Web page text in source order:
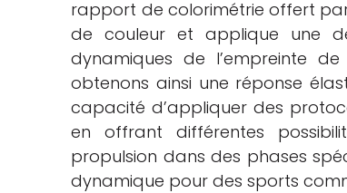
rapport de colorimétrie offert
de couleur et applique une
dynamiques de l’empreinte
obtenons ainsi une réponse
capacité d’appliquer des
en offrant différentes
propulsion dans des phases
dynamique pour des sports